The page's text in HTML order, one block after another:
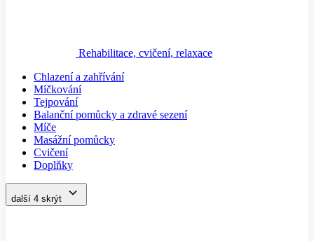
Rehabilitace, cvičení, relaxace
Chlazení a zahřívání
Míčkování
Tejpování
Balanční pomůcky a zdravé sezení
Míče
Masážní pomůcky
Cvičení
Doplňky
další 4 skrýt